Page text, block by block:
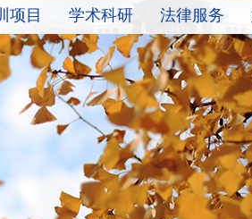
项目 学术科研 法律服务